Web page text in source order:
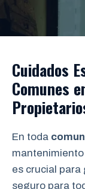
Cuidados
Comunes
En toda
es crucial
seguro para